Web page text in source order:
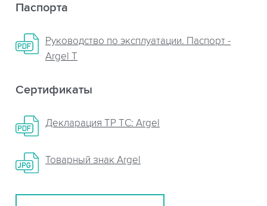
Паспорта
Руководство по эксплуатации. Паспорт -
Argel T
Сертификаты
Декларация ТР ТС: Argel
Товарный знак Argel